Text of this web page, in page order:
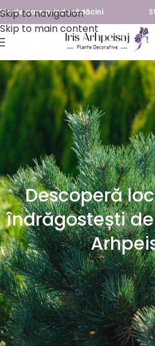
Skip to navigation
Skip to main content
Verde care prinde rădăcini
Descoperă
îndrăgostești